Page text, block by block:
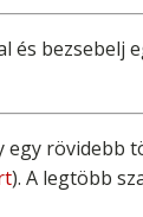
bezsebelj
egy rövidebb
). A legtöbb